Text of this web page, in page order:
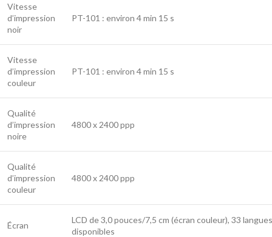
Vitesse
d’impression
noir
PT-101 : environ 4 min 15 s
Vitesse
d’impression
couleur
PT-101 : environ 4 min 15 s
Qualité
d’impression
noire
4800 x 2400 ppp
Qualité
d’impression
couleur
4800 x 2400 ppp
Écran
LCD de 3,0 pouces/7,5 cm (écran couleur), 33 langues
disponibles